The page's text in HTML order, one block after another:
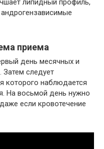
приема
день месячных и
Затем следует
которого наблюдается
На восьмой день нужно
если кровотечение